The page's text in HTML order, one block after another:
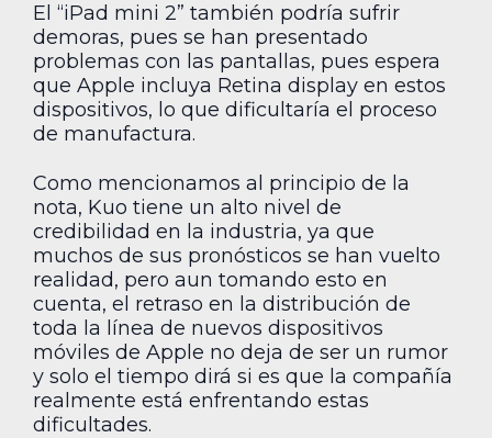
El “iPad mini 2” también podría sufrir
demoras, pues se han presentado
problemas con las pantallas, pues espera
que Apple incluya Retina display en estos
dispositivos, lo que dificultaría el proceso
de manufactura.
Como mencionamos al principio de la
nota, Kuo tiene un alto nivel de
credibilidad en la industria, ya que
muchos de sus pronósticos se han vuelto
realidad, pero aun tomando esto en
cuenta, el retraso en la distribución de
toda la línea de nuevos dispositivos
móviles de Apple no deja de ser un rumor
y solo el tiempo dirá si es que la compañía
realmente está enfrentando estas
dificultades.